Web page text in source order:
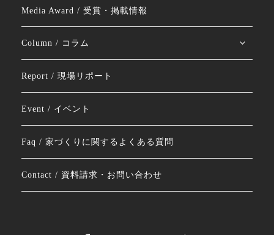
Media Award / 受賞・掲載情報
Column / コラム
Report / 現場リポート
Event / イベント
Faq / 家づくりに関するよくある質問
Contact / 資料請求・お問い合わせ